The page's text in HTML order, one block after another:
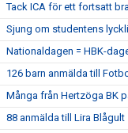
Tack ICA för ett fortsatt
Sjung om studentens
Nationaldagen = HBK-
126 barn anmälda till
Många från Hertzöga BK
88 anmälda till Lira Blågult